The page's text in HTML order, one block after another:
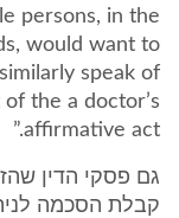
persons, in the
would want to
speak of
the a doctor’s
affirmative act.”
גם פסקי הדין